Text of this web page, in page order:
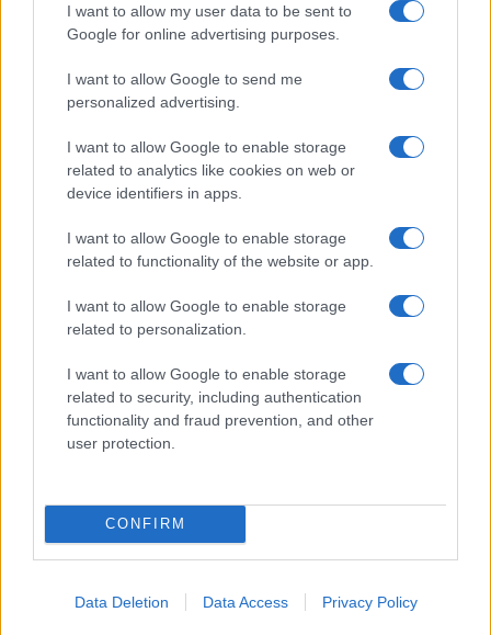
I want to allow my user data to be sent to
Google for online advertising purposes.
I want to allow Google to send me
personalized advertising.
I want to allow Google to enable storage
related to analytics like cookies on web or
device identifiers in apps.
I want to allow Google to enable storage
related to functionality of the website or app.
I want to allow Google to enable storage
related to personalization.
I want to allow Google to enable storage
related to security, including authentication
functionality and fraud prevention, and other
user protection.
CONFIRM
Data Deletion Data Access Privacy Policy
ΔΗΜΟΦΙΛΗ
ΑΧΜΕΣ: Δεύτερες σκέψεις στον ΑΝΤ1...
χάρτης των επιδοτήσεων στην TV, μέσω ΕΚΚΟΜΕΔ
συνδέονται οι μεταγραφές δημοσιογράφων και τα αθλητικά